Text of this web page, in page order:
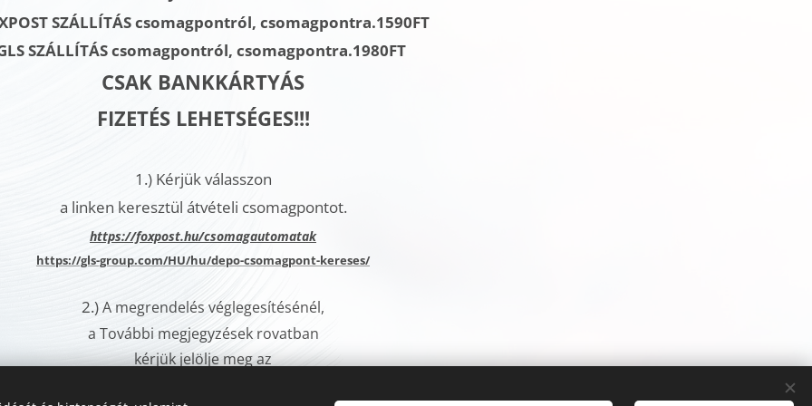
SZÁLLÍTÁS csomagpontról, csomagpontra.1590FT
SZÁLLÍTÁScsomagpontról, csomagpontra.1980FT
CSAK BANKKÁRTYÁS
FIZETÉS LEHETSÉGES!!!
1.)Kérjük válasszon
a linken keresztül átvételi csomagpontot.
https://foxpost.hu/csomagautomatak
https://gls-group.com/HU/hu/depo-csomagpont-kereses/
2.)A megrendelés véglegesítésénél,
a További megjegyzések rovatban
kérjük jelölje meg az